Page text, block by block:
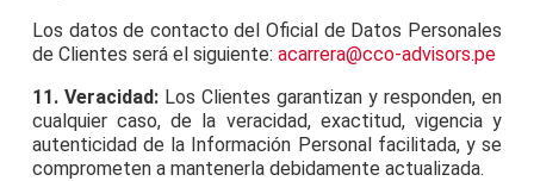
Los datos de contacto del Oficial de Datos Personales
de Clientes será el siguiente: acarrera@cco-advisors.pe
11. Veracidad: Los Clientes garantizan y responden, en
cualquier caso, de la veracidad, exactitud, vigencia y
autenticidad de la Información Personal facilitada, y se
comprometen a mantenerla debidamente actualizada.